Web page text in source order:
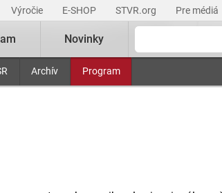
Výročie E-SHOP STVR.org Pre médiá
Archív Program
Novinky